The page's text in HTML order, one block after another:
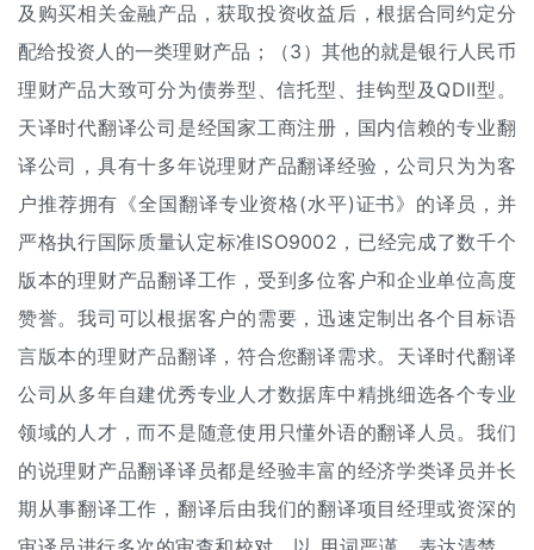
及购买相关金融产品，获取投资收益后，根据合同约定分
配给投资人的一类理财产品；（3）其他的就是银行人民币
理财产品大致可分为债券型、信托型、挂钩型及QDII型。
天译时代翻译公司 是经国家工商注册，国内信赖的专业翻
译公司，具有十多年说理财产品翻译经验，公司只为为客
户推荐拥有《全国翻译专业资格(水平)证书》的译员，并
严格执行国际质量认定标准ISO9002，已经完成了数千个
版本的理财产品翻译工作，受到多位客户和企业单位高度
赞誉。我司可以根据客户的需要，迅速定制出各个目标语
言版本的理财产品翻译，符合您翻译需求。天译时代翻译
公司从多年自建优秀专业人才数据库中精挑细选各个专业
领域的人才，而不是随意使用只懂外语的翻译人员。我们
的说理财产品翻译译员都是经验丰富的经济学类译员并长
期从事翻译工作，翻译后由我们的翻译项目经理或资深的